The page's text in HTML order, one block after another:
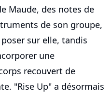
Maude, des notes de
de son groupe,
sur elle, tandis
une
recouvert de
"Rise Up" a désormais